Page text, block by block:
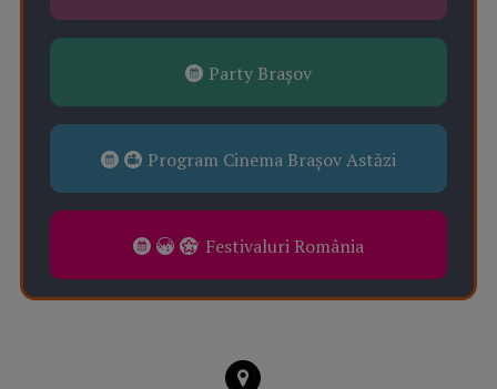
Party Brașov
Program Cinema Brașov Astăzi
Festivaluri România